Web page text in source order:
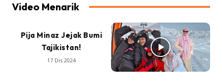
Video Menarik
Pija Minaz Jejak Bumi
Tajikistan!
17 Dis 2024